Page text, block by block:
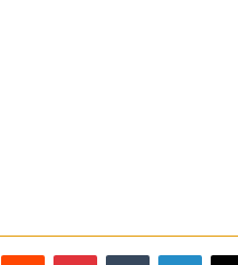
لينكدإن بينتيريست